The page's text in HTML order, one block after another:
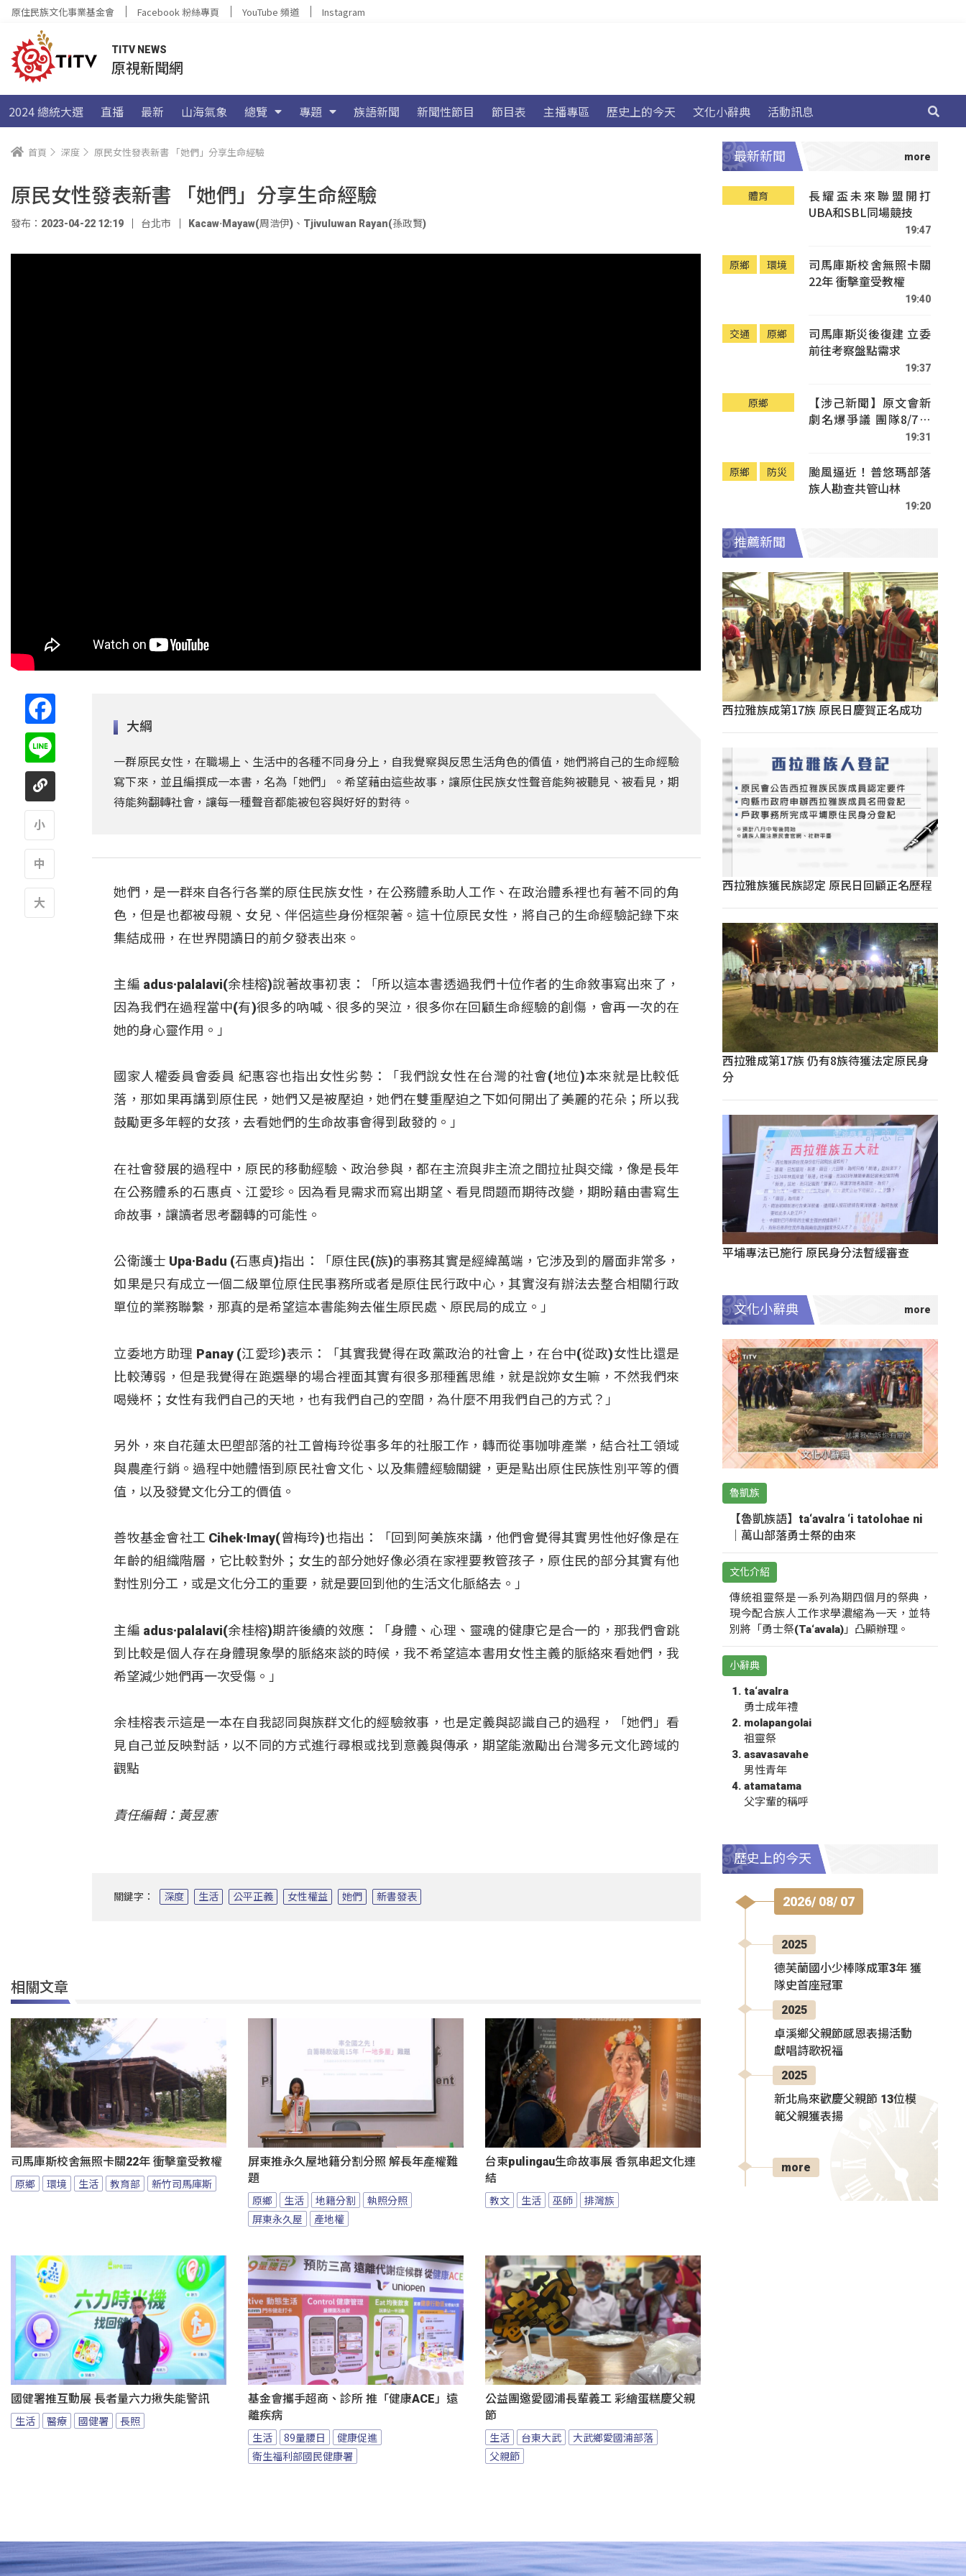
原住民族文化事業基金會 Facebook 粉絲專頁 YouTube 頻道 Instagram
TITV NEWS
原視新聞網
2024 總統大選 直播 最新 山海氣象 總覽 專題 族語新聞 新聞性節目 節目表 主播專區 歷史上的今天 文化小辭典 活動訊息
首頁 深度 原民女性發表新書 「她們」分享生命經驗
原民女性發表新書 「她們」分享生命經驗
發布：2023-04-22 12:19 台北市 Kacaw·Mayaw(周浩伊) 、 Tjivuluwan Rayan(孫政賢)
大綱
一群原民女性，在職場上、生活中的各種不同身分上，自我覺察與反思生活角色的價值，她們將自己的生命經驗
寫下來，並且編撰成一本書，名為「她們」。希望藉由這些故事，讓原住民族女性聲音能夠被聽見、被看見，期
待能夠翻轉社會，讓每一種聲音都能被包容與好好的對待。
她們，是一群來自各行各業的原住民族女性，在公務體系助人工作、在政治體系裡也有著不同的角
色，但是也都被母親、女兒、伴侶這些身份框架著。這十位原民女性，將自己的生命經驗記錄下來
集結成冊，在世界閱讀日的前夕發表出來。
主編 adus·palalavi(余桂榕)說著故事初衷：「所以這本書透過我們十位作者的生命敘事寫出來了，
因為我們在過程當中(有)很多的吶喊、很多的哭泣，很多你在回顧生命經驗的創傷，會再一次的在
她的身心靈作用。」
國家人權委員會委員 紀惠容也指出女性劣勢：「我們說女性在台灣的社會(地位)本來就是比較低
落，那如果再講到原住民，她們又是被壓迫，她們在雙重壓迫之下如何開出了美麗的花朵；所以我
鼓勵更多年輕的女孩，去看她們的生命故事會得到啟發的。」
在社會發展的過程中，原民的移動經驗、政治參與，都在主流與非主流之間拉扯與交織，像是長年
在公務體系的石惠貞、江愛珍。因為看見需求而寫出期望、看見問題而期待改變，期盼藉由書寫生
命故事，讓讀者思考翻轉的可能性。
公衛護士 Upa·Badu (石惠貞)指出：「原住民(族)的事務其實是經緯萬端，它涉及到的層面非常多，
如果是只有成立一個二級單位原住民事務所或者是原住民行政中心，其實沒有辦法去整合相關行政
單位的業務聯繫，那真的是希望這本書能夠去催生原民處、原民局的成立。」
立委地方助理 Panay (江愛珍)表示：「其實我覺得在政黨政治的社會上，在台中(從政)女性比還是
比較薄弱，但是我覺得在跑選舉的場合裡面其實有很多那種舊思維，就是說妳女生嘛，不然我們來
喝幾杯；女性有我們自己的天地，也有我們自己的空間，為什麼不用我們自己的方式？」
另外，來自花蓮太巴塱部落的社工曾梅玲從事多年的社服工作，轉而從事咖啡產業，結合社工領域
與農產行銷。過程中她體悟到原民社會文化、以及集體經驗關鍵，更是點出原住民族性別平等的價
值，以及發覺文化分工的價值。
善牧基金會社工 Cihek·Imay(曾梅玲)也指出：「回到阿美族來講，他們會覺得其實男性他好像是在
年齡的組織階層，它比較對外；女生的部分她好像必須在家裡要教管孩子，原住民的部分其實有他
對性別分工，或是文化分工的重要，就是要回到他的生活文化脈絡去。」
主編 adus·palalavi(余桂榕)期許後續的效應：「身體、心理、靈魂的健康它是合一的，那我們會跳
到比較是個人存在身體現象學的脈絡來談的時候，我不希望這本書用女性主義的脈絡來看她們，我
希望減少她們再一次受傷。」
余桂榕表示這是一本在自我認同與族群文化的經驗敘事，也是定義與認識自己的過程，「她們」看
見自己並反映對話，以不同的方式進行尋根或找到意義與傳承，期望能激勵出台灣多元文化跨域的
觀點
責任編輯：黃昱憲
關鍵字： 深度 生活 公平正義 女性權益 她們 新書發表
相關文章
司馬庫斯校舍無照卡關22年 衝擊童受教權
原鄉 環境 生活 教育部 新竹司馬庫斯
屏東推永久屋地籍分割分照 解長年產權難
題
原鄉 生活 地籍分割
執照分照
屏東永久屋
產地權
台東pulingau生命故事展 香氛串起文化連
結
教文 生活 巫師 排灣族
國健署推互動展 長者量六力揪失能警訊
生活 醫療 國健署 長照
基金會攜手超商、診所 推「健康ACE」遠
離疾病
生活 89量腰日
健康促進
衛生福利部國民健康署
公益團邀愛國浦長輩義工 彩繪蛋糕慶父親
節
生活 台東大武
大武鄉愛國浦部落
父親節
最新新聞
體育
長耀盃未來聯盟開打
UBA和SBL同場競技
19:47
原鄉 環境
司馬庫斯校舍無照卡關
22年 衝擊童受教權
19:40
交通 原鄉
司馬庫斯災後復建 立委
前往考察盤點需求
19:37
原鄉
【涉己新聞】原文會新
劇名爆爭議 團隊8/7赴
19:31
原鄉 防災
颱風逼近！普悠瑪部落
族人勘查共管山林
19:20
推薦新聞
西拉雅族成第17族 原民日慶賀正名成功
西拉雅族獲民族認定 原民日回顧正名歷程
西拉雅成第17族 仍有8族待獲法定原民身
分
平埔專法已施行 原民身分法暫緩審查
文化小辭典
魯凱族
【魯凱族語】ta‘avalra ‘i tatolohae ni
｜萬山部落勇士祭的由來
文化介紹
傳統祖靈祭是一系列為期四個月的祭典，
現今配合族人工作求學濃縮為一天，並特
別將「勇士祭(Ta‘avala)」凸顯辦理。
小辭典
ta‘avalra
勇士成年禮
molapangolai
祖靈祭
asavasavahe
男性青年
atamatama
父字輩的稱呼
歷史上的今天
2026/ 08/ 07
2025
德芙蘭國小少棒隊成軍3年 獲
隊史首座冠軍
2025
卓溪鄉父親節感恩表揚活動
獻唱詩歌祝福
2025
新北烏來歡慶父親節 13位模
範父親獲表揚
more